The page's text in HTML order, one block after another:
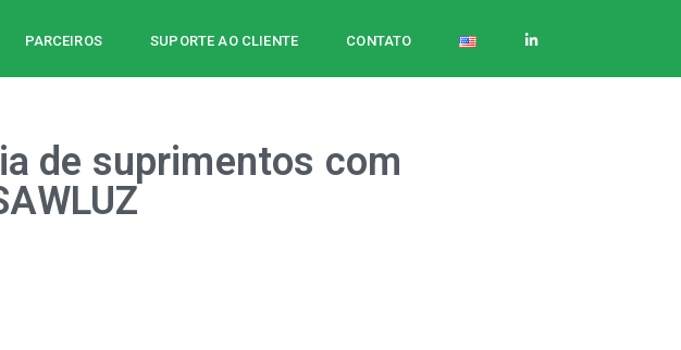
PARCEIROS SUPORTE AO CLIENTE CONTATO
de suprimentos com